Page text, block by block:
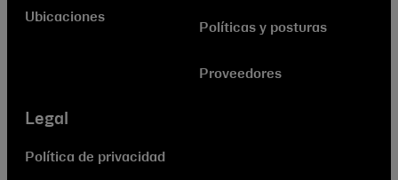
Ubicaciones
Políticas y posturas
Proveedores
Legal
Política de privacidad